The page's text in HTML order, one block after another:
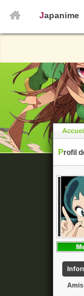
Japanime
Profil
Amis